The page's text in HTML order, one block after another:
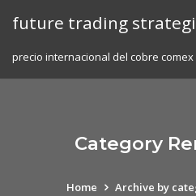
future trading
precio internacional del cobre comex
Category
Home Archive by